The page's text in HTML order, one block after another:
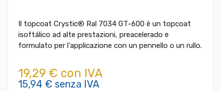
Il topcoat Crystic® Ral 7034 GT-600 è un topcoat
isoftálico ad alte prestazioni, preacelerado e
formulato per l'applicazione con un pennello o un rullo.
19,29 € con IVA
15,94 € senza IVA